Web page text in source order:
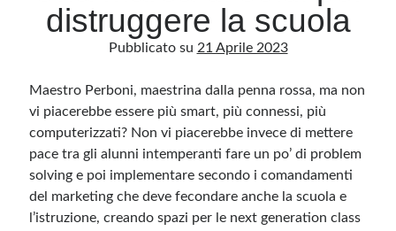
Categorie
distruggere la scuola
Pubblicato su 21 Aprile 2023
Maestro Perboni, maestrina dalla penna rossa, ma non
vi piacerebbe essere più smart, più connessi, più
computerizzati? Non vi piacerebbe invece di mettere
pace tra gli alunni intemperanti fare un po’ di problem
solving e poi implementare secondo i comandamenti
del marketing che deve fecondare anche la scuola e
l’istruzione, creando spazi per le next generation class